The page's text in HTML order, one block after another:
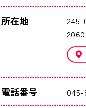
所在地
2060
電話番号 045-